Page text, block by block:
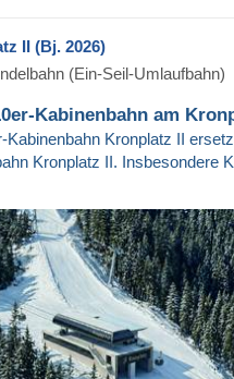
II (Bj. 2026)
(Ein-Seil-Umlaufbahn)
Kabinenbahn am
Kabinenbahn Kronplatz II
Kronplatz II. Insbesondere